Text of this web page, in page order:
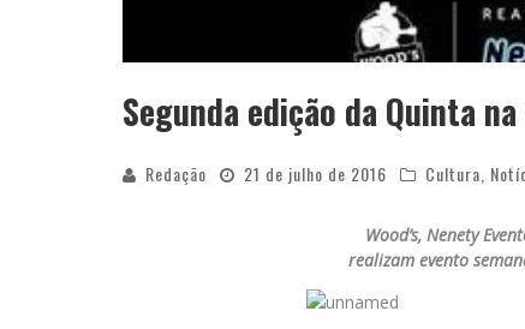
Segunda edição da Quinta
Redação 21 de julho de 2016 Cultura
Wood’s, Nenety
realizam evento